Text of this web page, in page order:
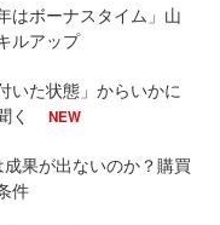
はボーナスタイム」山
ルアップ
いた状態」からいかに
く
NEW
果が出ないのか？購買
件